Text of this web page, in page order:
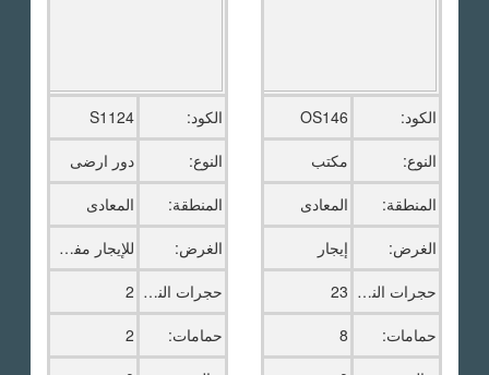
الكود:
OS146
النوع:
مكتب
المنطقة:
المعادى
الغرض:
إيجار
حجرات النوم: 23
حمامات:
8
الكود:
S1124
النوع:
دور ارضى
المنطقة:
المعادى
الغرض:
للإيجار مفروش
حجرات النوم: 2
حمامات:
2